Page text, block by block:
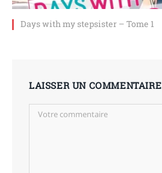
Days with my stepsister – Tome 1
LAISSER UN COMMENTAIRE